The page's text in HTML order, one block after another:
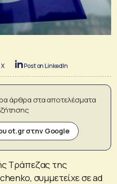
Post on LinkedIn
άρθρα στα αποτελέσματα
ot.gr στην Google
Τράπεζας της
συμμετείχε σε ad